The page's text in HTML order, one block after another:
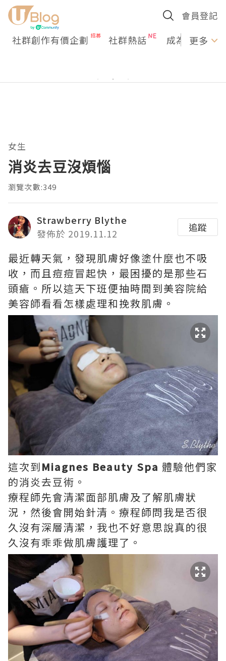
會員登記
社群創作有價企劃 社群熱話 成為U更多
女生
消炎去豆沒煩惱
瀏覽次數:349
Strawberry Blythe
發佈於 2019.11.12
追蹤
最近轉天氣，發現肌膚好像塗什麼也不吸
收，而且痘痘冒起快，最困擾的是那些石
頭瘡。所以這天下班便抽時間到美容院給
美容師看看怎樣處理和挽救肌膚。
這次到Miagnes Beauty Spa 體驗他們家
的消炎去豆術。
療程師先會清潔面部肌膚及了解肌膚狀
況，然後會開始針清。療程師問我是否很
久沒有深層清潔，我也不好意思說真的很
久沒有乖乖做肌膚護理了。